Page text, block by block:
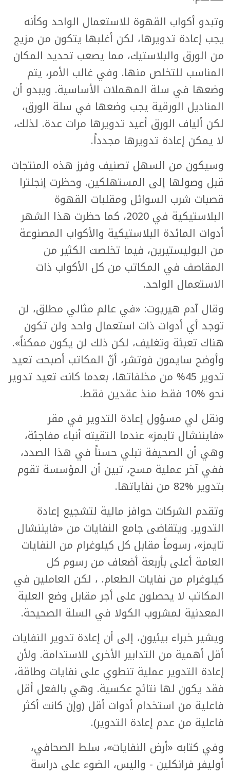
وتبدو أكواب القهوة للاستعمال الواحد وكأنه
يجب إعادة تدويرها، لكن أغلبها يتكون من مزيج
من الورق والبلاستيك، مما يصعب تحديد المكان
المناسب للتخلص منها. وفي غالب الأمر، يتم
وضعها في سلة المهملات الأساسية. ويبدو أن
المناديل الورقية يجب وضعها في سلة الورق،
لكن ألياف الورق أعيد تدويرها مرات عدة. لذلك،
لا يمكن إعادة تدويرها مجدداً.
وسيكون من السهل تصنيف وفرز هذه المنتجات
قبل وصولها إلى المستهلكين. وحظرت إنجلترا
قصبات شرب السوائل ومقلبات القهوة
البلاستيكية في 2020، كما حظرت هذا الشهر
أدوات المائدة البلاستيكية والأكواب المصنوعة
من البوليستيرين، فيما تخلصت الكثير من
المقاصف في المكاتب من كل الأكواب ذات
الاستعمال الواحد.
وقال آدم هيريوت: «في عالم مثالي مطلق، لن
توجد أي أدوات ذات استعمال واحد ولن تكون
هناك تعبئة وتغليف، لكن ذلك لن يكون ممكناً».
وأوضح سايمون فوتشر، أنّ المكاتب أصبحت تعيد
تدوير 45% من مخلفاتها، بعدما كانت تعيد تدوير
نحو %10 فقط منذ عقدين فقط.
ونقل لي مسؤول إعادة التدوير في مقر
«فايننشال تايمز» عندما التقيته أنباء مفاجئة،
وهي أن الصحيفة تبلي حسناً في هذا الصدد،
ففي آخر عملية مسح، تبين أن المؤسسة تقوم
بتدوير %82 من نفاياتها.
وتقدم الشركات حوافز مالية لتشجيع إعادة
التدوير. ويتقاضى جامع النفايات من «فايننشال
تايمز»، رسوماً مقابل كل كيلوغرام من النفايات
العامة أعلى بأربعة أضعاف من رسوم كل
كيلوغرام من نفايات الطعام. ، لكن العاملين في
المكاتب لا يحصلون على أجر مقابل وضع العلبة
المعدنية لمشروب الكولا في السلة الصحيحة.
ويشير خبراء بيئيون، إلى أن إعادة تدوير النفايات
أقل أهمية من التدابير الأخرى للاستدامة. ولأن
إعادة التدوير عملية تنطوي على نفايات وطاقة،
فقد يكون لها نتائج عكسية. وهي بالفعل أقل
فاعلية من استخدام أدوات أقل (وإن كانت أكثر
فاعلية من عدم إعادة التدوير).
وفي كتابه «أرض النفايات»، سلط الصحافي،
أوليفر فرانكلين - واليس، الضوء على دراسة